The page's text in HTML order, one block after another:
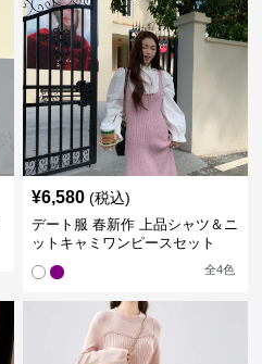
¥6,580 (税込)
デート服 春新作 上品シャツ＆ニ
ットキャミワンピースセット
全4色